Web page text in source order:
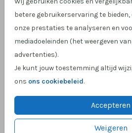
betere gebruikerservaring te
onze prestaties te analyseren en
mediadoeleinden (het weergeven
advertenties).
Je kunt jouw toestemming altijd
ons ons cookiebeleid.
Accepteren
Weigeren
Helaas is dit product
Heb je vragen? Neem dan
Hulp nodig?We helpen je
Klantcijfer 4,9 op Google